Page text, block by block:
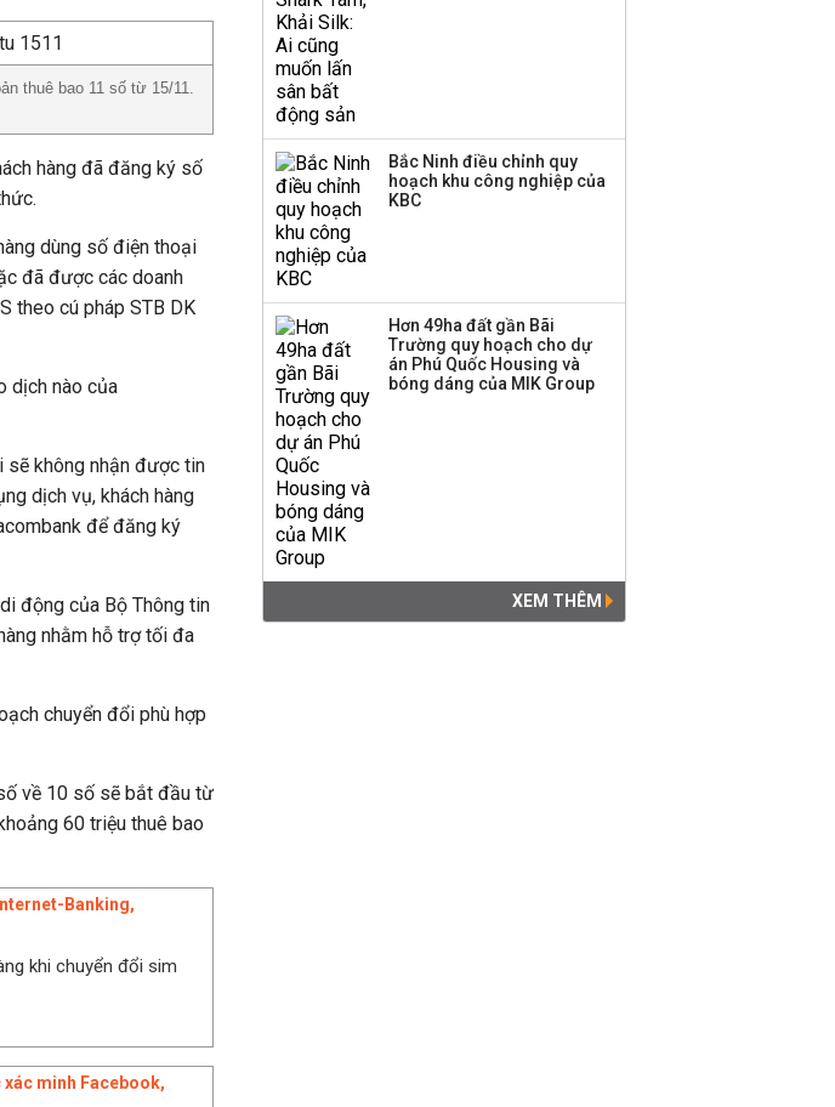
thuê bao 11 số từ 15/11.
hàng đã đăng ký số
dùng số điện thoại
đã được các doanh
theo cú pháp STB DK
dịch nào của
sẽ không nhận được tin
dịch vụ, khách hàng
để đăng ký
động của Bộ Thông tin
nhằm hỗ trợ tối đa
chuyển đổi phù hợp
về 10 số sẽ bắt đầu từ
60 triệu thuê bao
Banking,
khi chuyển đổi sim
minh Facebook,
Bắc Ninh điều chỉnh quy
hoạch khu công nghiệp của
KBC
Hơn 49ha đất gần Bãi
Trường quy hoạch cho dự
án Phú Quốc Housing và
bóng dáng của MIK Group
XEM THÊM